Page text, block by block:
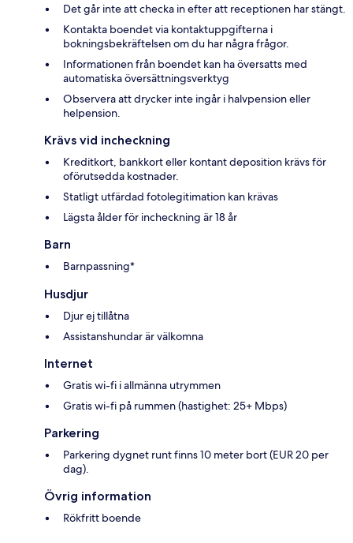
Det går inte att checka in efter att receptionen har stängt.
Kontakta boendet via kontaktuppgifterna i
bokningsbekräftelsen om du har några frågor.
Informationen från boendet kan ha översatts med
automatiska översättningsverktyg
Observera att drycker inte ingår i halvpension eller
helpension.
Krävs vid incheckning
Kreditkort, bankkort eller kontant deposition krävs för
oförutsedda kostnader.
Statligt utfärdad fotolegitimation kan krävas
Lägsta ålder för incheckning är 18 år
Barn
Barnpassning*
Husdjur
Djur ej tillåtna
Assistanshundar är välkomna
Internet
Gratis wi-fi i allmänna utrymmen
Gratis wi-fi på rummen (hastighet: 25+ Mbps)
Parkering
Parkering dygnet runt finns 10 meter bort (EUR 20 per
dag).
Övrig information
Rökfritt boende